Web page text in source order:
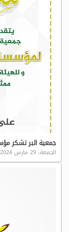
جمعية البر تشكر
الجمعة، 29 مارس 2024